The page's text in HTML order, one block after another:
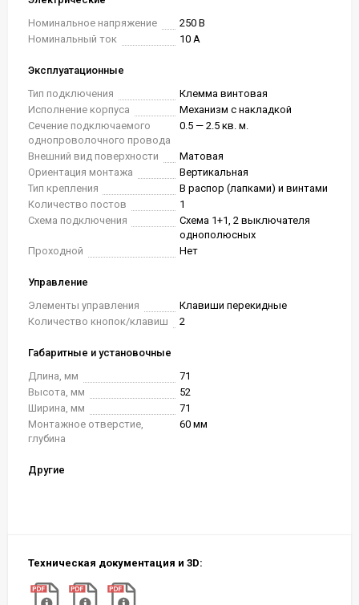
Номинальное напряжение
250 В
Номинальный ток
10 А
Эксплуатационные
Тип подключения
Клемма винтовая
Исполнение корпуса
Механизм с накладкой
Сечение подключаемого
однопроволочного провода
0.5 — 2.5 кв. м.
Внешний вид поверхности
Матовая
Ориентация монтажа
Вертикальная
Тип крепления
В распор (лапками) и винтами
Количество постов
1
Схема подключения
Схема 1+1, 2 выключателя
однополюсных
Проходной
Нет
Управление
Элементы управления
Клавиши перекидные
Количество кнопок/клавиш
2
Габаритные и установочные
Длина, мм
71
Высота, мм
52
Ширина, мм
71
Монтажное отверстие,
глубина
60 мм
Другие
Техническая документация и 3D: